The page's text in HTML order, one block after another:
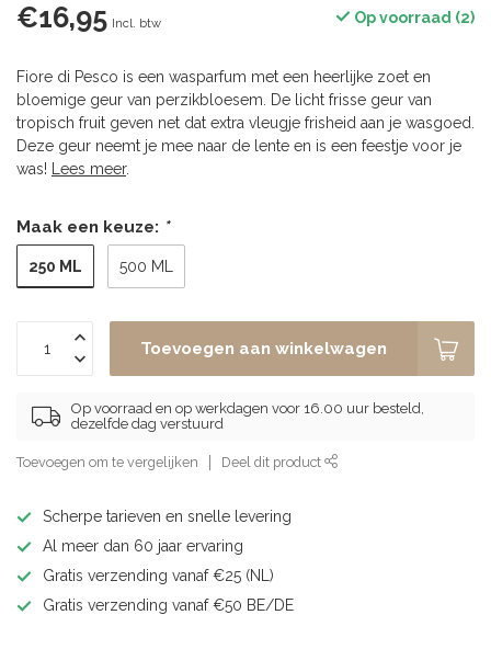
€16,95 Incl. btw Op voorraad (2)
Fiore di Pesco is een wasparfum met een heerlijke zoet en
bloemige geur van perzikbloesem. De licht frisse geur van
tropisch fruit geven net dat extra vleugje frisheid aan je wasgoed.
Deze geur neemt je mee naar de lente en is een feestje voor je
was!
Lees meer.
Maak een keuze: *
250 ML 500 ML
Toevoegen aan winkelwagen
Op voorraad en op werkdagen voor 16.00 uur besteld,
dezelfde dag verstuurd
Toevoegen om te vergelijken Deel dit product
Scherpe tarieven en snelle levering
Al meer dan 60 jaar ervaring
Gratis verzending vanaf €25 (NL)
Gratis verzending vanaf €50 BE/DE